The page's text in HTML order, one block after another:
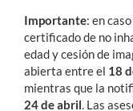
Importante: en
certificado de no
edad y cesión de
abierta entre el 18
mientras que la
24 de abril . Las